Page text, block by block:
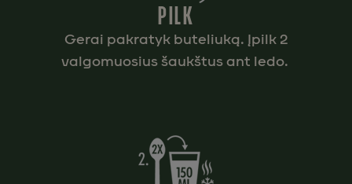
PILK
Gerai pakratyk buteliuką. Įpilk 2
valgomuosius šaukštus ant ledo.